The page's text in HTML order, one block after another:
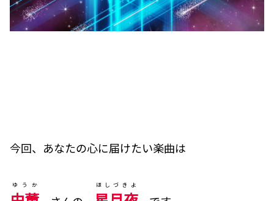
今回、あなたの心に届けたい楽曲は
ゆうか ほしづきよ